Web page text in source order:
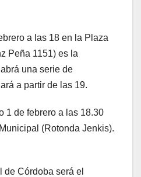
a las 18 en la Plaza
Peña 1151) es la
una serie de
a partir de las 19.
1 de febrero a las 18.30
(Rotonda Jenkis).
de Córdoba será el